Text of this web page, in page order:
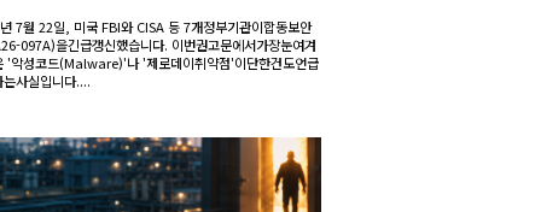
7월 22일, 미국 FBI와 CISA 등 7개정부기관이합동보안
097A)을긴급갱신했습니다. 이번권고문에서가장눈여겨
'악성코드(Malware)'나 '제로데이취약점'이단한건도언급
사실입니다....